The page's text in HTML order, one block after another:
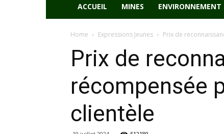
ACCUEIL MINES ENVIRONNEMENT
Home Expressions Jeunes Prix de
Prix de
récompensée
clientèle